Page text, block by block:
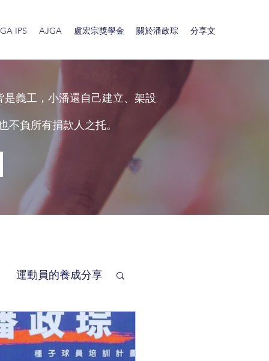
IPS AJGA 盧宏宗獎學金 關於潘政琮 分享文
義工，小潘還自己建立、架設
負所有捐款人之托。
運動員的養成分享